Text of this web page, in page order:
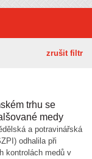
zrušit filtr
trhu se
medy
a potravinářská
odhalila při
kontrolách medů v